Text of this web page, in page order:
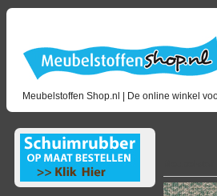
Meubelstoffen Shop.nl | De online winkel